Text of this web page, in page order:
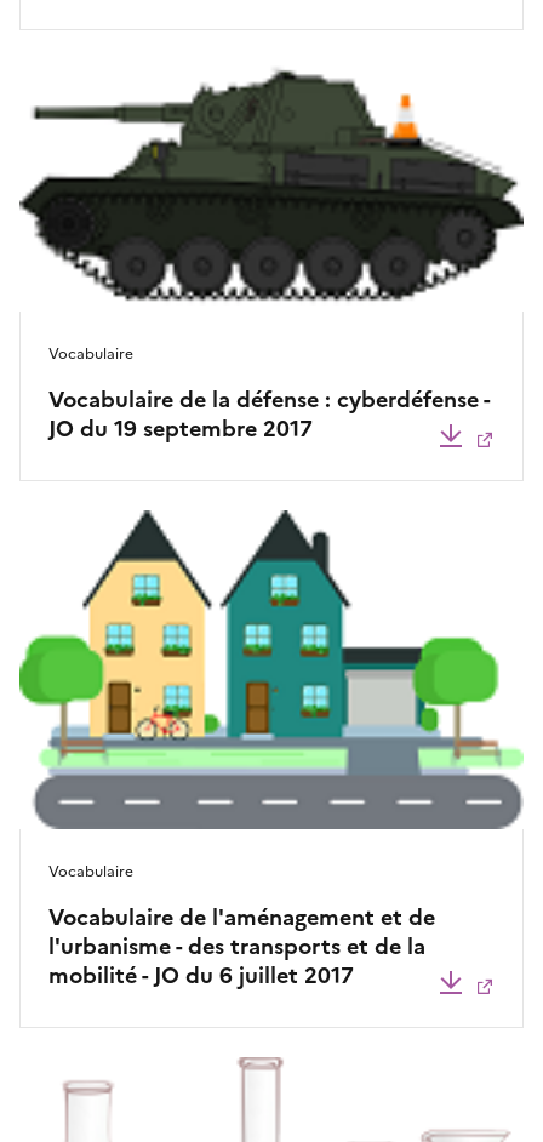
Vocabulaire de la défense : cyberdéfense -
JO du 19 septembre 2017
Vocabulaire
Vocabulaire de l'aménagement et de
l'urbanisme - des transports et de la
mobilité - JO du 6 juillet 2017
Vocabulaire